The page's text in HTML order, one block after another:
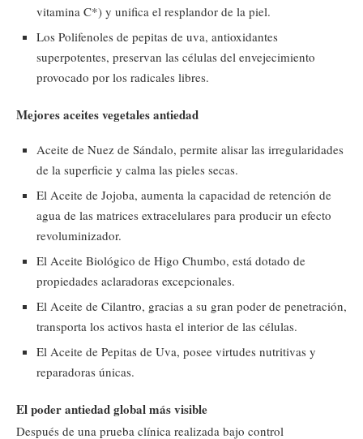
vitamina C*) y unifica el resplandor de la piel.
Los Polifenoles de pepitas de uva, antioxidantes
superpotentes, preservan las células del envejecimiento
provocado por los radicales libres.
Mejores aceites vegetales antiedad
Aceite de Nuez de Sándalo, permite alisar las irregularidades
de la superficie y calma las pieles secas.
El Aceite de Jojoba, aumenta la capacidad de retención de
agua de las matrices extracelulares para producir un efecto
revoluminizador.
El Aceite Biológico de Higo Chumbo, está dotado de
propiedades aclaradoras excepcionales.
El Aceite de Cilantro, gracias a su gran poder de penetración,
transporta los activos hasta el interior de las células.
El Aceite de Pepitas de Uva, posee virtudes nutritivas y
reparadoras únicas.
El poder antiedad global más visible
Después de una prueba clínica realizada bajo control